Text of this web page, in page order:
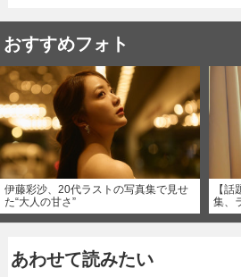
おすすめフォト
伊藤彩沙、20代ラストの写真集で見せ
た“大人の甘さ”
【
集、
あわせて読みたい